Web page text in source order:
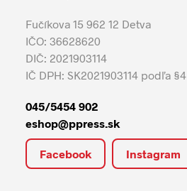
Fučíkova 15 962 12 Detva
IČO: 36628620
DIČ: 2021903114
IČ DPH: SK2021903114 podľa §4
045/5454 902
eshop@ppress.sk
Facebook Instagram